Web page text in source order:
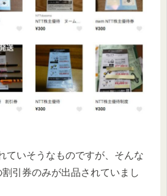
ていそうなものですが、そんな
引券のみが出品されていまし